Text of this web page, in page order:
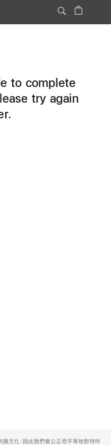
to complete
try again
文化，因此我們會公正而平等地對待所